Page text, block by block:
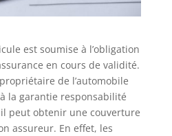
est soumise à l’obligation
en cours de validité.
de l’automobile
la garantie responsabilité
il peut obtenir une couverture
assureur. En effet, les